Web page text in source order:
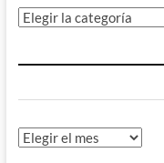
Categorías
Archivos